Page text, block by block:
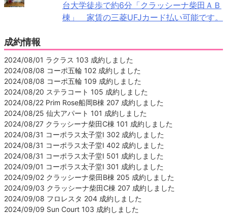
台大学徒歩で約6分「クラッシーナ柴田ＡＢ
棟」 家賃の三菱UFJカード払い可能です。
成約情報
2024/08/01 ラクラス 103 成約しました
2024/08/08 コーポ五輪 102 成約しました
2024/08/08 コーポ五輪 109 成約しました
2024/08/20 ステラコート 105 成約しました
2024/08/22 Prim Rose船岡B棟 207 成約しました
2024/08/25 仙大アパート 101 成約しました
2024/08/27 クラッシーナ柴田C棟 101 成約しました
2024/08/31 コーポラス太子堂Ⅰ 302 成約しました
2024/08/31 コーポラス太子堂Ⅰ 402 成約しました
2024/08/31 コーポラス太子堂Ⅰ 501 成約しました
2024/09/01 コーポラス太子堂Ⅰ 301 成約しました
2024/09/02 クラッシーナ柴田B棟 205 成約しました
2024/09/03 クラッシーナ柴田C棟 207 成約しました
2024/09/08 フロレスタ 204 成約しました
2024/09/09 Sun Court 103 成約しました